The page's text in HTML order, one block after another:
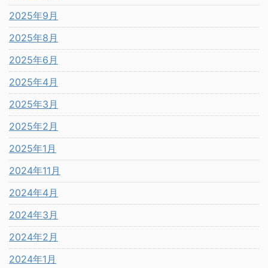
2025年9月
2025年8月
2025年6月
2025年4月
2025年3月
2025年2月
2025年1月
2024年11月
2024年4月
2024年3月
2024年2月
2024年1月